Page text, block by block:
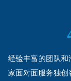
经验丰富的团队
家面对面服务独